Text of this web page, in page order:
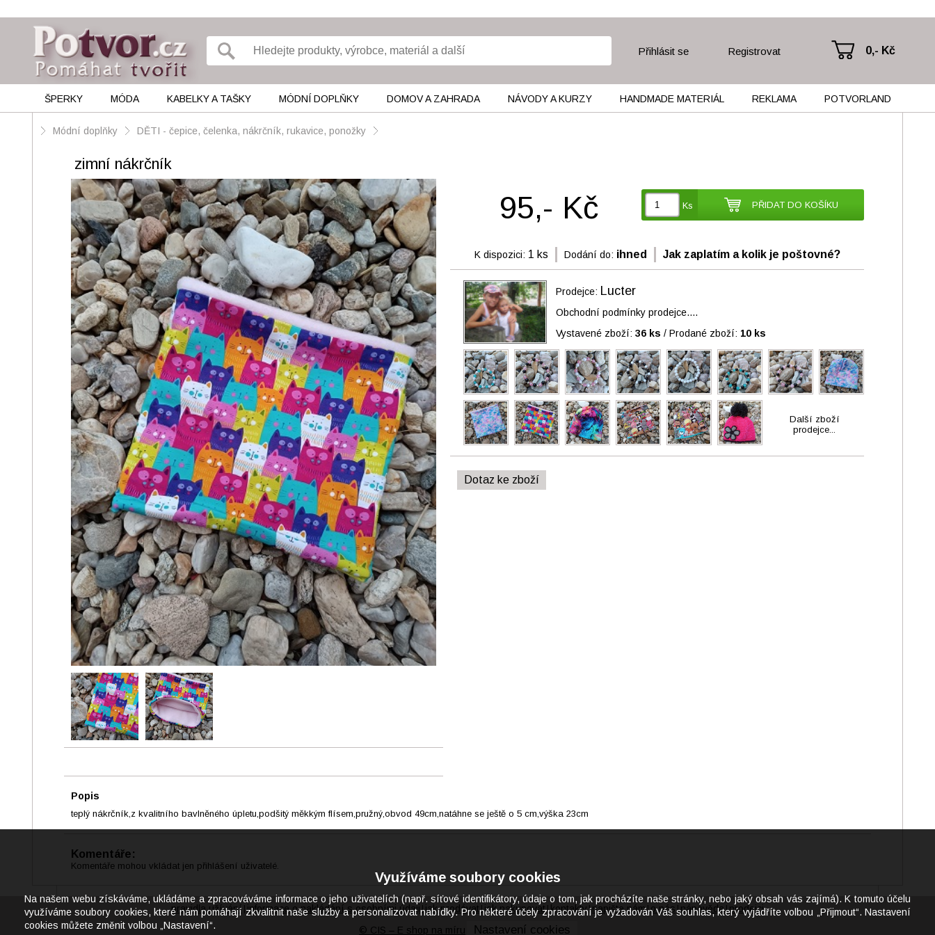
Přihlásit se Registrovat 0,- Kč
ŠPERKY MÓDA KABELKY A TAŠKY MÓDNÍ DOPLŇKY DOMOV A ZAHRADA NÁVODY A KURZY HANDMADE MATERIÁL REKLAMA POTVORLAND
Módní doplňky DĚTI - čepice, čelenka, nákrčník, rukavice, ponožky
zimní nákrčník
95,- Kč Ks PŘIDAT DO KOŠÍKU
K dispozici: 1 ks Dodání do: ihned Jak zaplatím a kolik je poštovné?
Prodejce: Lucter
Obchodní podmínky prodejce....
Vystavené zboží:36 ks /Prodané zboží: 10 ks
Další zboží
prodejce...
Dotaz ke zboží
Popis
teplý nákrčník,z kvalitního bavlněného úpletu,podšitý měkkým flísem,pružný,obvod 49cm,natáhne se ještě o 5 cm,výška 23cm
Komentáře:
Komentáře mohou vkládat jen přihlášení uživatelé.
pravidla užívání | informace o nakládání s osobními údaji | jak prodávat | jak nakupovat |kontakty | napište nám |o nás |nápověda |prodejci
© CIS – E shop na míru
Nastavení cookies
Využíváme soubory cookies
Na našem webu získáváme, ukládáme a zpracováváme informace o jeho uživatelích (např. síťové identifikátory, údaje o tom, jak procházíte naše stránky, nebo jaký obsah vás zajímá). K tomuto účelu
využíváme soubory cookies, které nám pomáhají zkvalitnit naše služby a personalizovat nabídky. Pro některé účely zpracování je vyžadován Váš souhlas, který vyjádříte volbou „Přijmout“. Nastavení
cookies můžete změnit volbou „Nastavení“.